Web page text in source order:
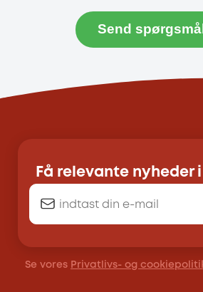
Send
Få relevante nyheder
Se vores Privatlivs- og